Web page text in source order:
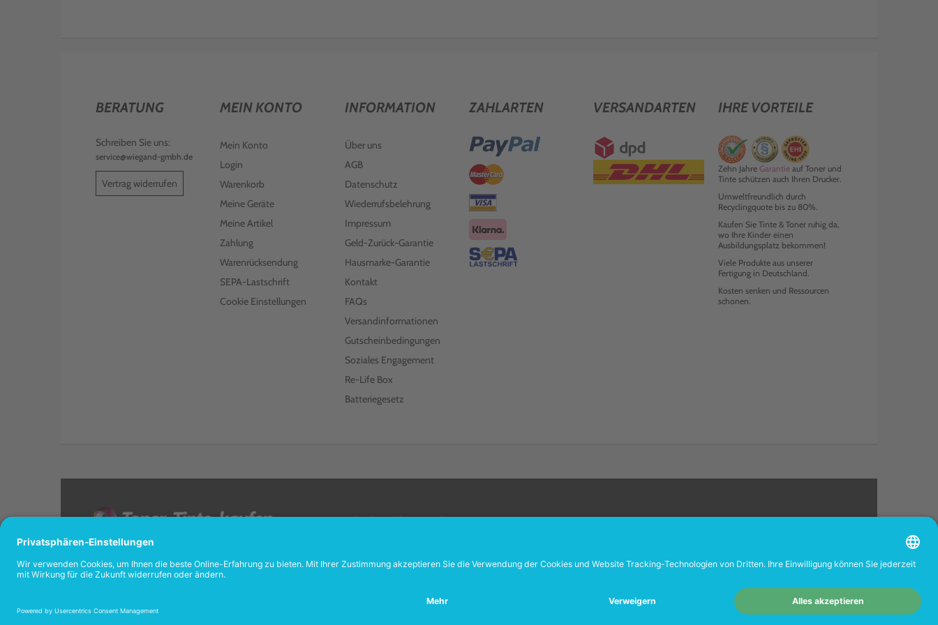
BERATUNG
Schreiben Sie uns:
service@wiegand-gmbh.de
Vertrag widerrufen
MEIN KONTO
Mein Konto
Login
Warenkorb
Meine Geräte
Meine Artikel
Zahlung
Warenrücksendung
SEPA-Lastschrift
Cookie Einstellungen
INFORMATION
Über uns
AGB
Datenschutz
Wiederrufsbelehrung
Impressum
Geld-Zurück-Garantie
Hausmarke-Garantie
Kontakt
FAQs
Versandinformationen
Gutscheinbedingungen
Soziales Engagement
Re-Life Box
Batteriegesetz
ZAHLARTEN VERSANDARTEN IHRE VORTEILE
Zehn Jahre Garantieauf Toner und
Tinte schützen auch Ihren Drucker.
Umweltfreundlich durch
Recyclingquote bis zu 80%.
Kaufen Sie Tinte & Toner ruhig da,
wo Ihre Kinder einen
Ausbildungsplatz bekommen!
Viele Produkte aus unserer
Fertigung in Deutschland.
Kosten senken und Ressourcen
schonen.
< FOLGEN SIE UNS
Wenn Sie Wiederverkäufer sind, registrieren Sie sich bitte in unserem Händler-Portalwww.tonerhersteller.de